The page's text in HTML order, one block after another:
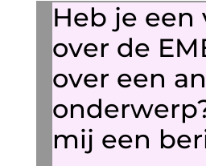
Heb je een
over de
over een
mij een